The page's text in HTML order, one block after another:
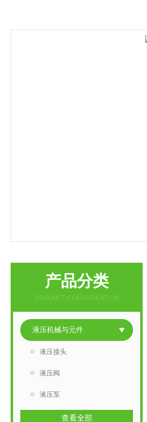
产品分类
PRODUCT CLASSIFICATION
液压机械与元件
液压接头
液压阀
液压泵
查看全部